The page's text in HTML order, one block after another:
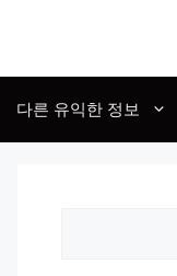
다른 유익한 정보